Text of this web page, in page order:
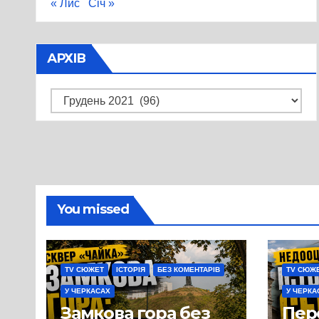
« Лис Січ »
АРХІВ
Архів
You missed
TV СЮЖЕТ ІСТОРІЯ БЕЗ КОМЕНТАРІВ
У ЧЕРКАСАХ
Замкова гора без
TV
У